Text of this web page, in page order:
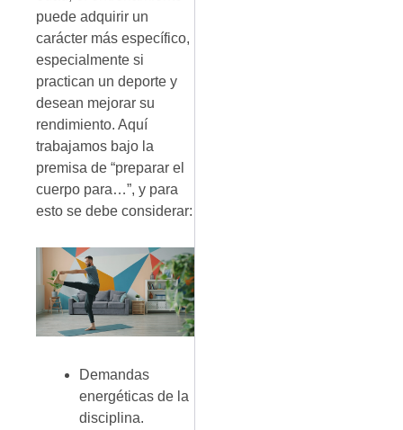
puede adquirir un
carácter más específico,
especialmente si
practican un deporte y
desean mejorar su
rendimiento. Aquí
trabajamos bajo la
premisa de “preparar el
cuerpo para…”, y para
esto se debe considerar:
Demandas
energéticas de la
disciplina.